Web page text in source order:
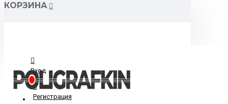
КОРЗИНА
Вход
Регистрация